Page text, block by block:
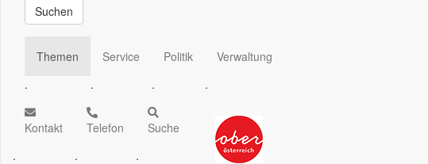
Suchen
Themen
.
Service
.
Politik
.
Verwaltung
.
Kontakt
.
Telefon
.
Suche
.